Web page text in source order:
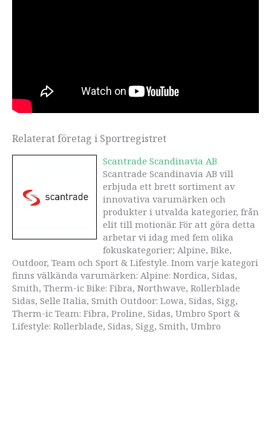
Relaterat företag i Sportregistret
Scantrade Scandinavia AB
Scantrade Scandinavia AB vill
erbjuda ett brett sortiment av
innovativa varumärken och
produkter i utvalda kategorier, från
elit till motionär. För att göra detta
arbetar vi idag med fem olika
fokuskategorier; Alpine, Bike,
Outdoor, Team och Sport & Lifestyle. Inom varje kategori
finns välkända varumärken: Alpine: Nordica, Sidas,
Smith, Therm-ic Bike: Fibra, Northwave, Rollerblade
Sidas, Selle Italia, Smith Outdoor: Lowa, Sidas, Sigg,
Therm-ic Team: Fibra, Proline, Sidas, Umbro Sport &
Lifestyle: Rollerblade, Sidas, Sigg, Smith, Umbro